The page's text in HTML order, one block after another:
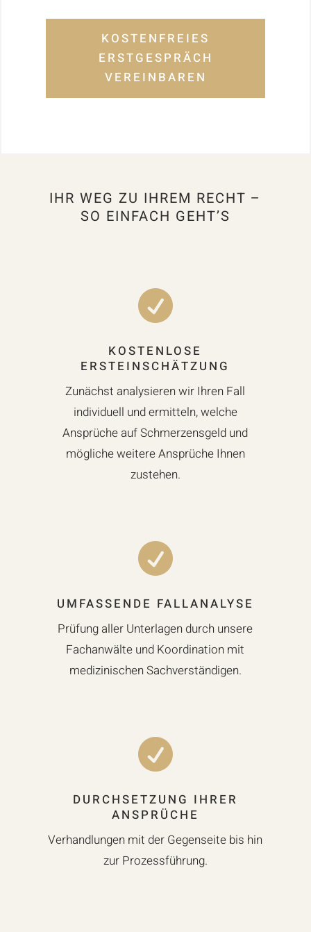
KOSTENFREIES
ERSTGESPRÄCH
VEREINBAREN
IHR WEG ZU IHREM RECHT –
SO EINFACH GEHT’S

KOSTENLOSE
ERSTEINSCHÄTZUNG
Zunächst analysieren wir Ihren Fall
individuell und ermitteln, welche
Ansprüche auf Schmerzensgeld und
mögliche weitere Ansprüche Ihnen
zustehen.

UMFASSENDE FALLANALYSE
Prüfung aller Unterlagen durch unsere
Fachanwälte und Koordination mit
medizinischen Sachverständigen.

DURCHSETZUNG IHRER
ANSPRÜCHE
Verhandlungen mit der Gegenseite bis hin
zur Prozessführung.